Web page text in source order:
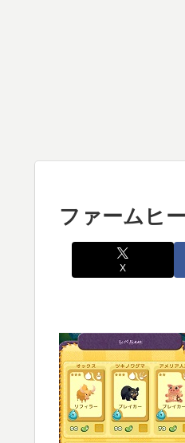
ファームヒ
X